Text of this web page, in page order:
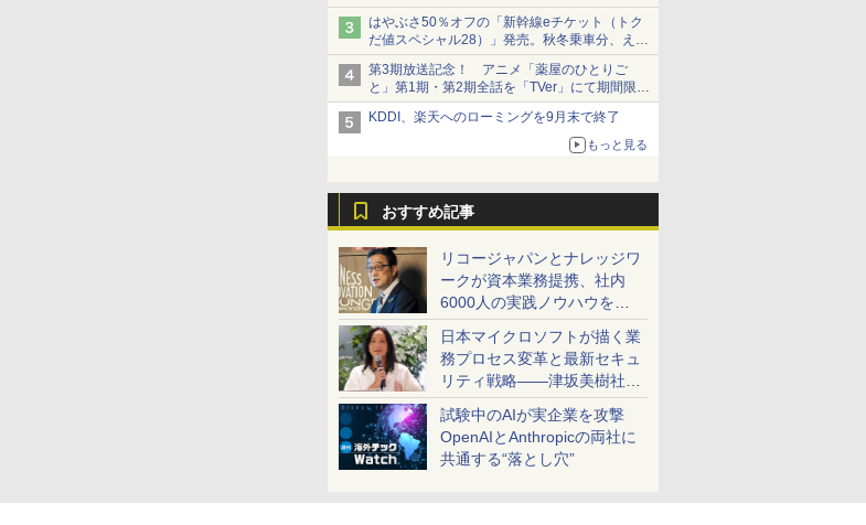
はやぶさ50％オフの「新幹線eチケット（トク
だ値スペシャル28）」発売。秋冬乗車分、えき
ねっと限定
第3期放送記念！ アニメ「薬屋のひとりご
と」第1期・第2期全話を「TVer」にて期間限定
で順次無料配信開始
KDDI、楽天へのローミングを9月末で終了
もっと見る
おすすめ記事
リコージャパンとナレッジワ
ークが資本業務提携、社内
6000人の実践ノウハウを生
かした「AI商談記録 for
RICOH」を展開へ
日本マイクロソフトが描く業
務プロセス変革と最新セキュ
リティ戦略――津坂美樹社長
が2027年度戦略を説明
試験中のAIが実企業を攻撃
OpenAIとAnthropicの両社に
共通する“落とし穴”